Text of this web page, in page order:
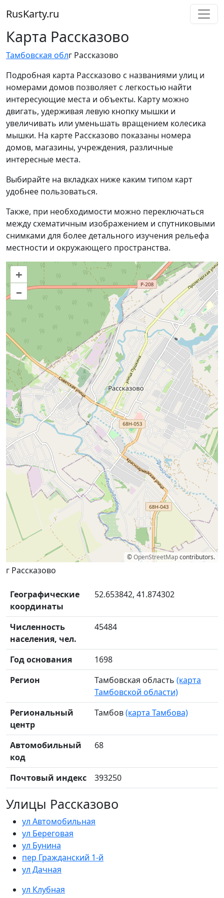
RusKarty.ru
Карта Рассказово
Тамбовская облг Рассказово
Подробная карта Рассказово с названиями улиц и
номерами домов позволяет с легкостью найти
интересующие места и объекты. Карту можно
двигать, удерживая левую кнопку мышки и
увеличивать или уменьшать вращением колесика
мышки. На карте Рассказово показаны номера
домов, магазины, учреждения, различные
интересные места.
Выбирайте на вкладках ниже каким типом карт
удобнее пользоваться.
Также, при необходимости можно переключаться
между схематичным изображением и спутниковыми
снимками для более детального изучения рельефа
местности и окружающего пространства.
+
–
©OpenStreetMapcontributors.
г Рассказово
Географические
координаты
52.653842, 41.874302
Численность
населения, чел.
45484
Год основания
1698
Регион
Тамбовская область (карта
Тамбовской области)
Региональный
центр
Тамбов(карта Тамбова)
Автомобильный
код
68
Почтовый индекс 393250
Улицы Рассказово
ул Автомобильная
ул Береговая
ул Бунина
пер Гражданский 1-й
ул Дачная
ул Клубная